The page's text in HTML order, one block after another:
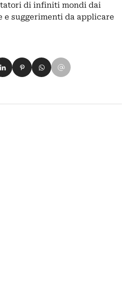
di infiniti mondi dai
suggerimenti da applicare
Facebook
su Xsu LinkedIn
Condividi su Pinterest
Condividi su WhatsApp
Condividi su Email